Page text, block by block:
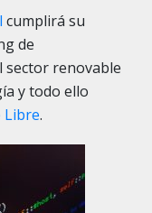
cumplirá su
de
sector renovable
y todo ello
Libre.